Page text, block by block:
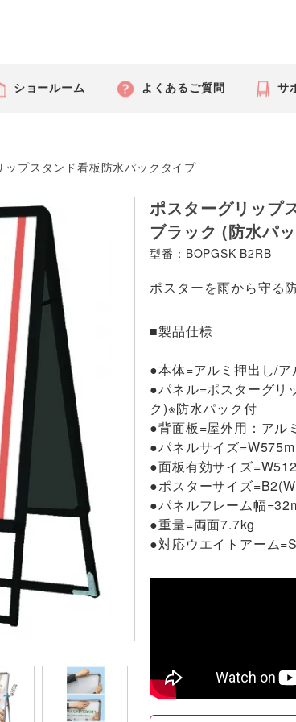
ショールーム よくあるご質問 サ
ップスタンド看板防水パックタイプ
ポスターグリップ
ブラック (防水パ
型番：BOPGSK-B2RB
ポスターを雨から守る
■製品仕様
●本体=アルミ押出し/
●パネル=ポスターグリ
ク)※防水パック付
●背面板=屋外用：アル
●パネルサイズ
●面板有効サイズ
●ポスターサイズ
●パネルフレーム幅
●重量=両面7.7kg
●対応ウエイトアーム